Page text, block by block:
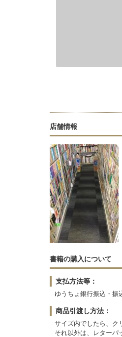
店舗情報
書籍の購入について
支払方法等：
ゆうちょ銀行振込・振
商品引渡し方法：
サイズ内でしたら、ク
それ以外は、レターパ